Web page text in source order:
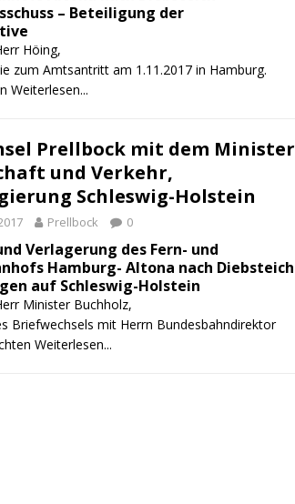
– Beteiligung der
Höing,
zum Amtsantritt am 1.11.2017 in Hamburg.
Weiterlesen...
Prellbock mit dem Minister
und Verkehr,
Schleswig-Holstein
Prellbock 0
Verlagerung des Fern- und
Hamburg- Altona nach Diebsteich
auf Schleswig-Holstein
Minister Buchholz,
Briefwechsels mit Herrn Bundesbahndirektor
Weiterlesen...